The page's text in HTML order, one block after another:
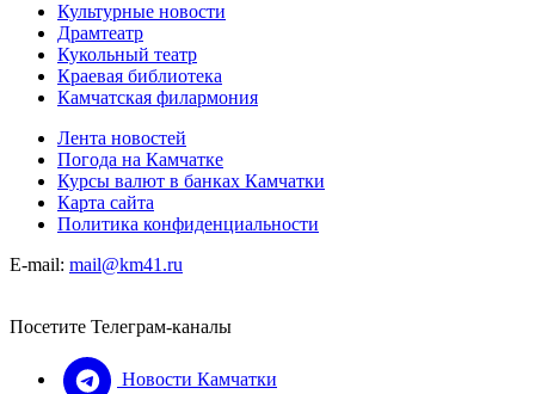
Культурные новости
Драмтеатр
Кукольный театр
Краевая библиотека
Камчатская филармония
Лента новостей
Погода на Камчатке
Курсы валют в банках Камчатки
Карта сайта
Политика конфиденциальности
E-mail: mail@km41.ru
Посетите Телеграм-каналы
Новости Камчатки